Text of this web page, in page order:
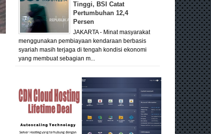
Tinggi, BSI Catat
Pertumbuhan 12,4
Persen
JAKARTA - Minat masyarakat
menggunakan pembiayaan kendaraan berbasis
syariah masih terjaga di tengah kondisi ekonomi
yang membuat sebagian m...